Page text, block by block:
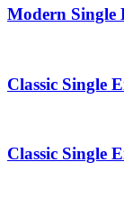
Modern Single
Classic Single
Classic Single